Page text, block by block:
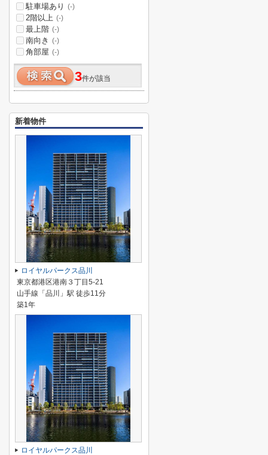
駐車場あり (-)
2階以上 (-)
最上階 (-)
南向き (-)
角部屋 (-)
3件が該当
新着物件
ロイヤルパークス品川
東京都港区港南３丁目5-21
山手線「品川」駅 徒歩11分
築1年
ロイヤルパークス品川